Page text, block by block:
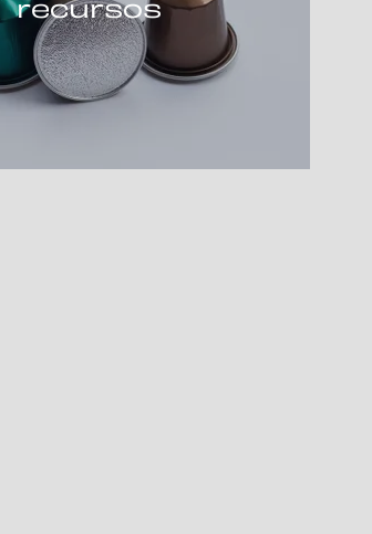
recursos